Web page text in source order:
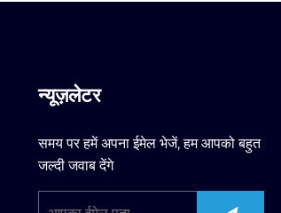
न्यूज़लेटर
समय पर हमें अपना ईमेल भेजें, हम आपको बहुत
जल्दी जवाब देंगे